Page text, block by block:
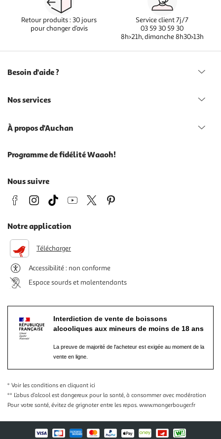
Retour produits : 30 jours
pour changer d’avis
Service client 7j/7
03 59 30 59 30
8h>21h, dimanche 8h30>13h
Besoin d'aide ?
Nos services
À propos d'Auchan
Programme de fidélité Waaoh!
Nous suivre
Notre application
Télécharger
Accessibilité : non conforme
Espace sourds et malentendants
Interdiction de vente de boissons
alcooliques aux mineurs de moins de 18 ans
La preuve de majorité de l'acheteur est exigée au moment de la
vente en ligne.
* Voir les conditions en cliquant ici
** L’abus d’alcool est dangereux pour la santé, à consommer avec modération
Pour votre santé, évitez de grignoter entre les repas. www.mangerbouger.fr